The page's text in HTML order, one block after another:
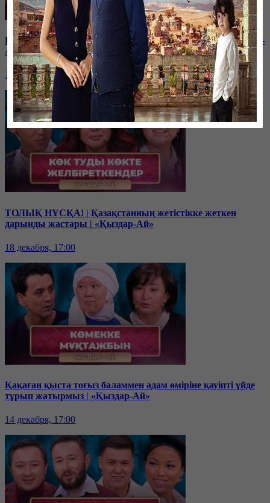
Балам мектептегі буллингтен кейін өзгеріп кетті | «Қыздар-
Ай»
19 декабря, 17:00
ТОЛЫҚ НҰСҚА! | Қазақстанның жетістікке жеткен
дарынды жастары | «Қыздар-Ай»
18 декабря, 17:00
Қақаған қыста тоғыз баламмен адам өміріне қауіпті үйде
тұрып жатырмыз | «Қыздар-Ай»
14 декабря, 17:00